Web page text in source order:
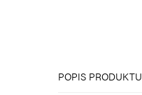
POPIS PRODUKTU